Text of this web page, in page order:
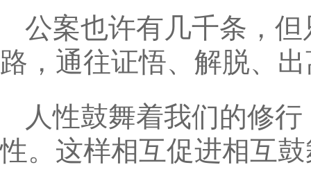
公案也许有几千条，
路，通往证悟、解脱、
人性鼓舞着我们的修
性。这样相互促进相互